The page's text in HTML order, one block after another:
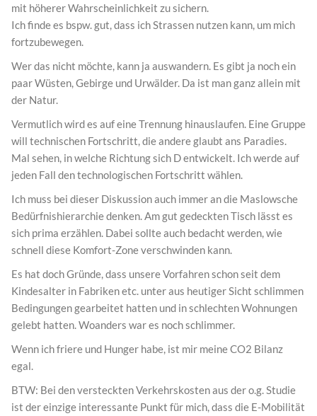
mit höherer Wahrscheinlichkeit zu sichern.
Ich finde es bspw. gut, dass ich Strassen nutzen kann, um mich
fortzubewegen.
Wer das nicht möchte, kann ja auswandern. Es gibt ja noch ein
paar Wüsten, Gebirge und Urwälder. Da ist man ganz allein mit
der Natur.
Vermutlich wird es auf eine Trennung hinauslaufen. Eine Gruppe
will technischen Fortschritt, die andere glaubt ans Paradies.
Mal sehen, in welche Richtung sich D entwickelt. Ich werde auf
jeden Fall den technologischen Fortschritt wählen.
Ich muss bei dieser Diskussion auch immer an die Maslowsche
Bedürfnishierarchie denken. Am gut gedeckten Tisch lässt es
sich prima erzählen. Dabei sollte auch bedacht werden, wie
schnell diese Komfort-Zone verschwinden kann.
Es hat doch Gründe, dass unsere Vorfahren schon seit dem
Kindesalter in Fabriken etc. unter aus heutiger Sicht schlimmen
Bedingungen gearbeitet hatten und in schlechten Wohnungen
gelebt hatten. Woanders war es noch schlimmer.
Wenn ich friere und Hunger habe, ist mir meine CO2 Bilanz
egal.
BTW: Bei den versteckten Verkehrskosten aus der o.g. Studie
ist der einzige interessante Punkt für mich, dass die E-Mobilität